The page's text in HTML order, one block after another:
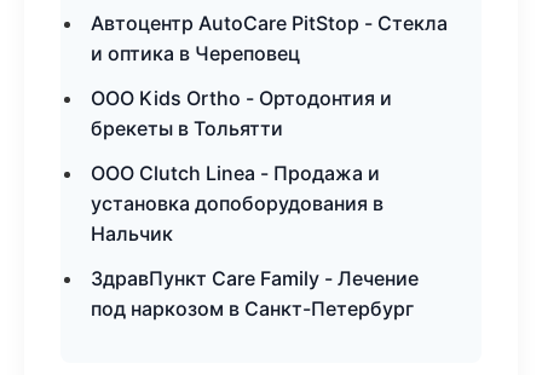
Автоцентр AutoCare PitStop - Стекла
и оптика в Череповец
ООО Kids Ortho - Ортодонтия и
брекеты в Тольятти
ООО Clutch Linea - Продажа и
установка допоборудования в
Нальчик
ЗдравПункт Care Family - Лечение
под наркозом в Санкт-Петербург